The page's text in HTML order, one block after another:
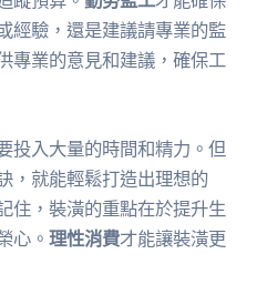
經驗，還是建議請專業的監
專業的意見和建議，確保工
投入大量的時間和精力。但
，就能輕鬆打造出理想的
住，裝潢的重點在於提升生
心。 理性消費才能讓裝潢更